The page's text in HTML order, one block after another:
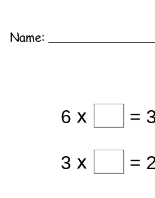
6 =
3 =